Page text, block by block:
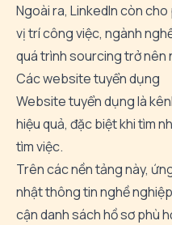
Ngoàira, LinkedIncòncho
vịtrícôngviệc, ngành
quátrìnhsourcingtrởnên
Cácwebsitetuyểndụng
Websitetuyểndụnglà
hiệuquả, đặcbiệtkhitìm
tìmviệc.
Trêncácnềntảngnày,
nhậtthôngtinnghề
cậndanhsáchhồsơphù